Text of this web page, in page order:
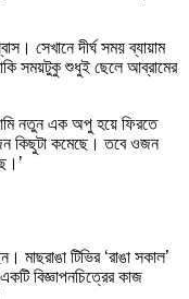
সেখানে দীর্ঘ সময় ব্যায়াম
সময়টুকু শুধুই ছেলে আব্রামের
নতুন এক অপু হয়ে ফিরতে
কিছুটা কমেছে। তবে ওজন
মাছরাঙা টিভির ‘রাঙা সকাল’
বিজ্ঞাপনচিত্রের কাজ